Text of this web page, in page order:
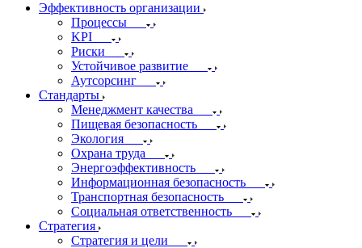
Эффективность организации
Процессы
KPI
Риски
Устойчивое развитие
Аутсорсинг
Стандарты
Менеджмент качества
Пищевая безопасность
Экология
Охрана труда
Энергоэффективность
Информационная безопасность
Транспортная безопасность
Социальная ответственность
Стратегия
Стратегия и цели